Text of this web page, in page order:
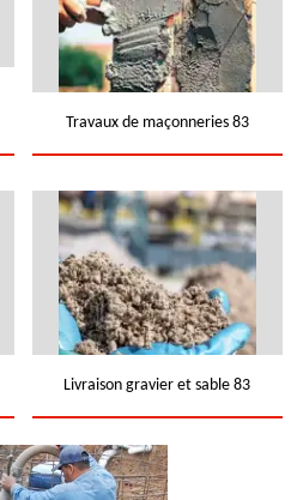
Travaux de maçonneries 83
Livraison gravier et sable 83